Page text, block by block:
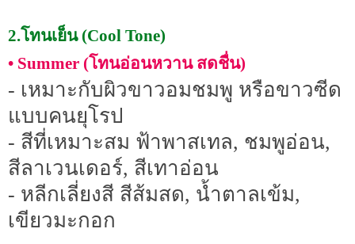
2.โทนเย็น (Cool Tone)
• Summer (โทนอ่อนหวาน สดชื่น)
- เหมาะกับผิวขาวอมชมพู หรือขาวซีด
แบบคนยุโรป
- สีที่เหมาะสม ฟ้าพาสเทล, ชมพูอ่อน,
สีลาเวนเดอร์, สีเทาอ่อน
- หลีกเลี่ยงสี สีส้มสด, น้ำตาลเข้ม,
เขียวมะกอก